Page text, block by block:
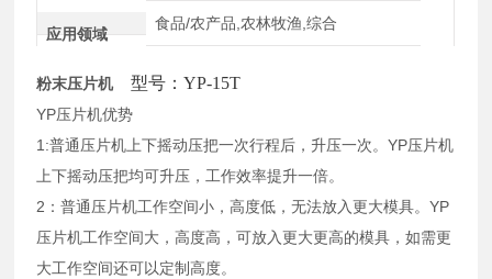
应用领域
食品/农产品,农林牧渔,综合
粉末压片机 型号：YP-15T
YP压片机优势
1:普通压片机上下摇动压把一次行程后，升压一次。YP压片机
上下摇动压把均可升压，工作效率提升一倍。
2：普通压片机工作空间小，高度低，无法放入更大模具。YP
压片机工作空间大，高度高，可放入更大更高的模具，如需更
大工作空间还可以定制高度。